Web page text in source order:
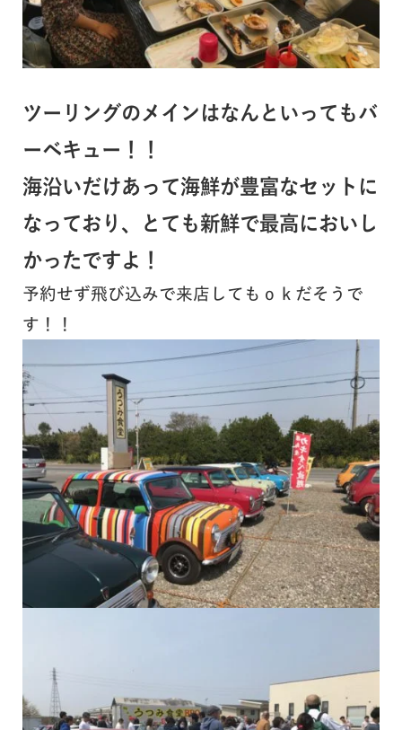
ツーリングのメインはなんといってもバ
ーベキュー！！
海沿いだけあって海鮮が豊富なセットに
なっており、とても新鮮で最高においし
かったですよ！
予約せず飛び込みで来店してもｏｋだそうで
す！！